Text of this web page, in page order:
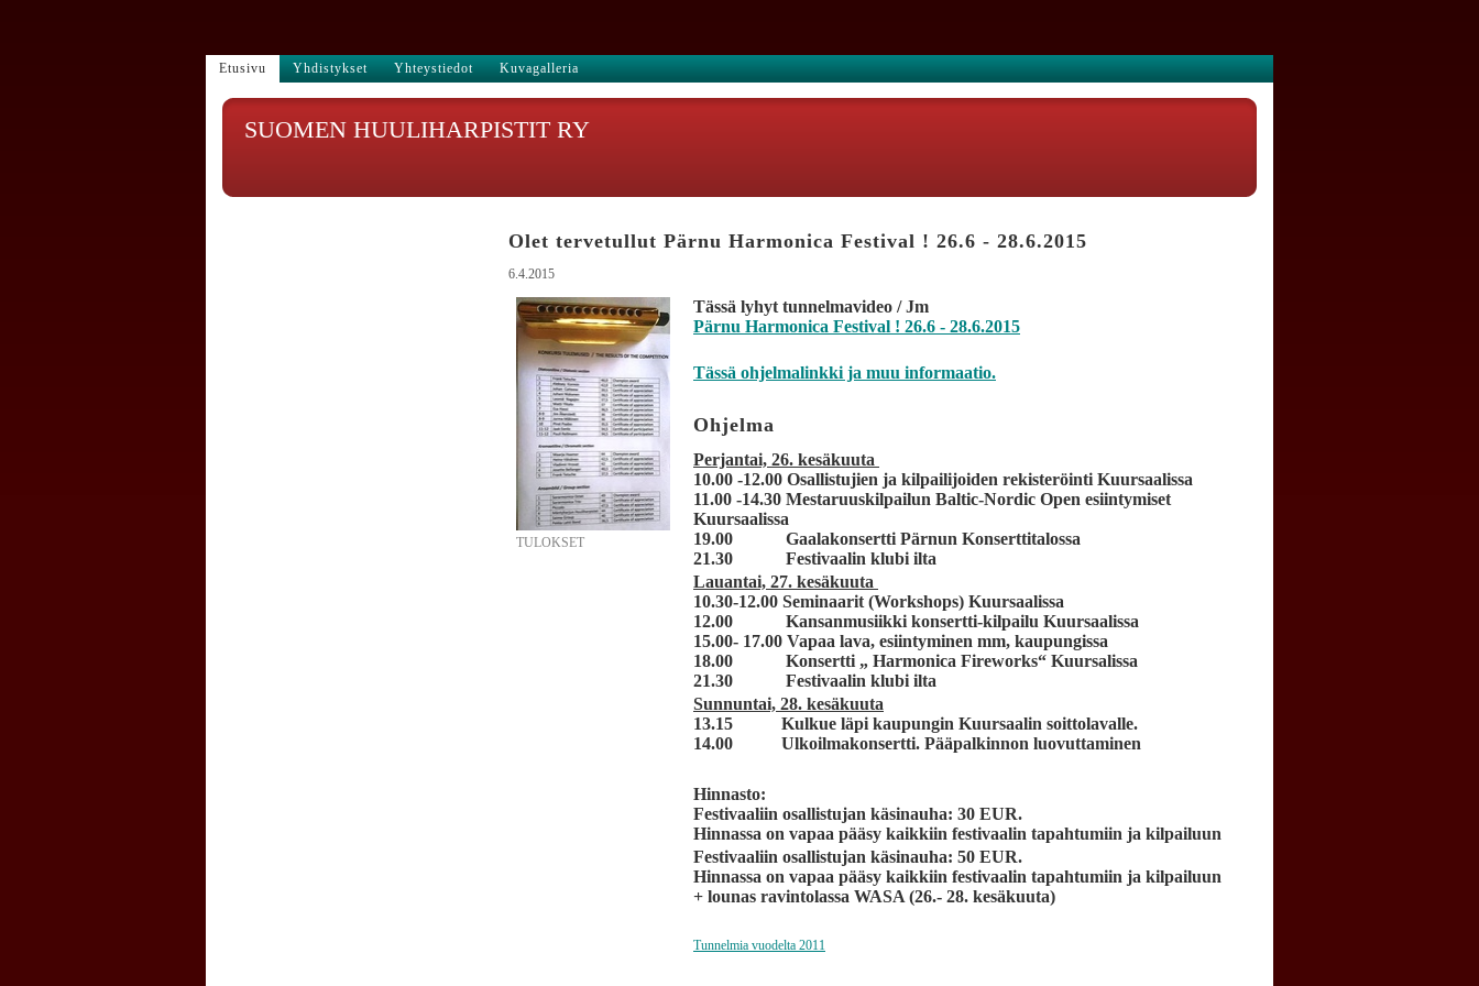
Etusivu Yhdistykset Yhteystiedot Kuvagalleria
SUOMEN HUULIHARPISTIT RY
Olet tervetullut Pärnu Harmonica Festival ! 26.6 - 28.6.2015
6.4.2015
TULOKSET
Tässä lyhyt tunnelmavideo / Jm
Pärnu Harmonica Festival ! 26.6 - 28.6.2015
Tässä ohjelmalinkki ja muu informaatio.
Ohjelma
Perjantai, 26. kesäkuuta
10.00 -12.00 Osallistujien ja kilpailijoiden rekisteröinti Kuursaalissa
11.00 -14.30 Mestaruuskilpailun Baltic-Nordic Open esiintymiset
Kuursaalissa
19.00 Gaalakonsertti Pärnun Konserttitalossa
21.30 Festivaalin klubi ilta
Lauantai, 27. kesäkuuta
10.30-12.00 Seminaarit (Workshops) Kuursaalissa
12.00 Kansanmusiikki konsertti-kilpailu Kuursaalissa
15.00- 17.00 Vapaa lava, esiintyminen mm, kaupungissa
18.00 Konsertti „ Harmonica Fireworks“ Kuursalissa
21.30 Festivaalin klubi ilta
Sunnuntai, 28. kesäkuuta
13.15 Kulkue läpi kaupungin Kuursaalin soittolavalle.
14.00 Ulkoilmakonsertti. Pääpalkinnon luovuttaminen
Hinnasto:
Festivaaliin osallistujan käsinauha: 30 EUR.
Hinnassa on vapaa pääsy kaikkiin festivaalin tapahtumiin ja kilpailuun
Festivaaliin osallistujan käsinauha: 50 EUR.
Hinnassa on vapaa pääsy kaikkiin festivaalin tapahtumiin ja kilpailuun
+ lounas ravintolassa WASA (26.- 28. kesäkuuta)
Tunnelmia vuodelta 2011